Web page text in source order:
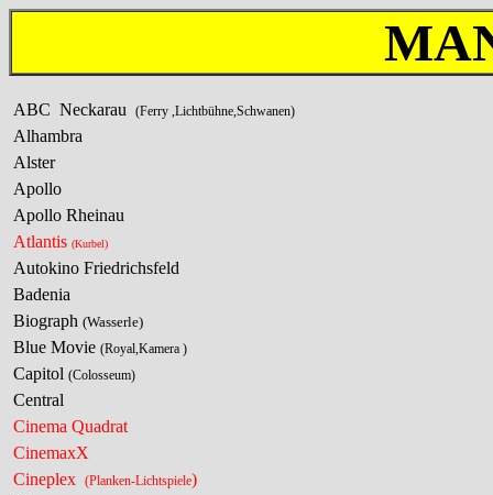
ABC Neckarau (Ferry ,Lichtbühne,Schwanen)
Alhambra
Alster
Apollo
Apollo Rheinau
Atlantis (Kurbel)
Autokino Friedrichsfeld
Badenia
Biograph (Wasserle)
Blue Movie (Royal,Kamera )
Capitol (Colosseum)
Central
Cinema Quadrat
CinemaxX
Cineplex (Planken-Lichtspiele)